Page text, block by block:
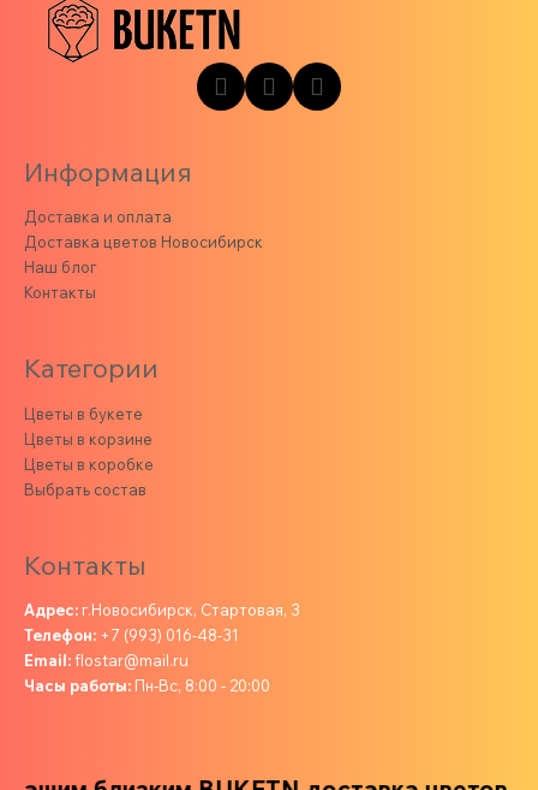
Информация
Доставка и оплата
Доставка цветов Новосибирск
Наш блог
Контакты
Категории
Цветы в букете
Цветы в корзине
Цветы в коробке
Выбрать состав
Контакты
Адрес: г.Новосибирск, Стартовая, 3
Телефон: +7 (993) 016-48-31
Email:flostar@mail.ru
Часы работы: Пн-Вс, 8:00 - 20:00